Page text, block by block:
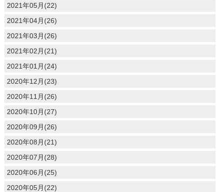
2021年05月(22)
2021年04月(26)
2021年03月(26)
2021年02月(21)
2021年01月(24)
2020年12月(23)
2020年11月(26)
2020年10月(27)
2020年09月(26)
2020年08月(21)
2020年07月(28)
2020年06月(25)
2020年05月(22)